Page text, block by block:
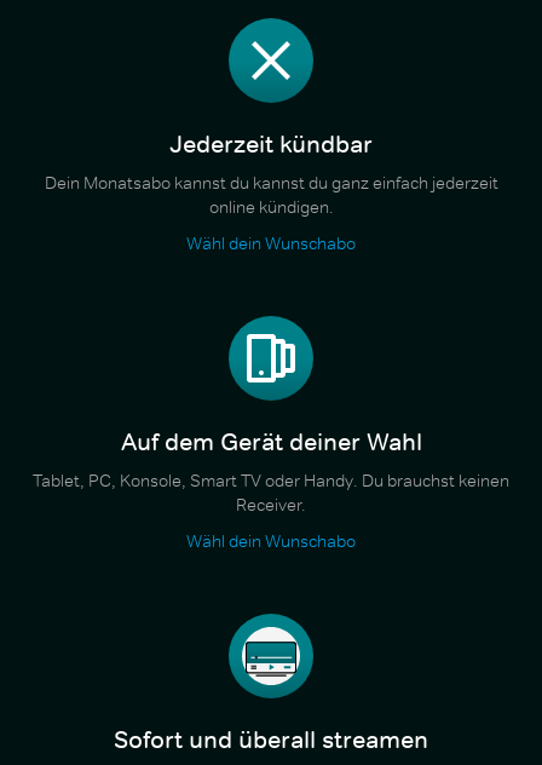
Jederzeit kündbar
Dein Monatsabo kannst du kannst du ganz einfach jederzeit
online kündigen.
Wähl dein Wunschabo
Auf dem Gerät deiner Wahl
Tablet, PC, Konsole, Smart TV oder Handy. Du brauchst keinen
Receiver.
Wähl dein Wunschabo
Sofort und überall streamen